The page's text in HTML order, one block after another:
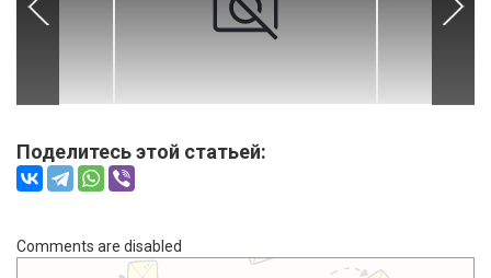
Поделитесь этой статьей:
Comments are disabled